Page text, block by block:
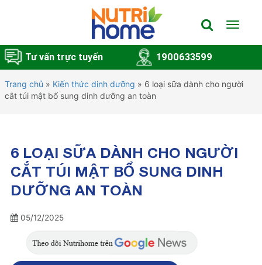
Toggle
Tư vấn trực tuyến 1900633599
Trang chủ » Kiến thức dinh dưỡng » 6 loại sữa dành cho người
cắt túi mật bổ sung dinh dưỡng an toàn
6 LOẠI SỮA DÀNH CHO NGƯỜI
CẮT TÚI MẬT BỔ SUNG DINH
DƯỠNG AN TOÀN
05/12/2025